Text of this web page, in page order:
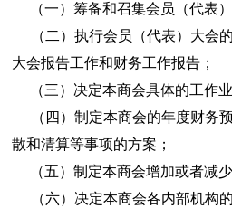
（一）筹备和召集会员（代表）
（二）执行会员（代表）大会的
大会报告工作和财务工作报告；
（三）决定本商会具体的工作业
（四）制定本商会的年度财务
散和清算等事项的方案；
（五）制定本商会增加或者减少
（六）决定本商会各内部机构